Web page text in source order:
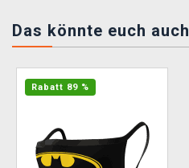
Das könnte euch
Rabatt 89 %